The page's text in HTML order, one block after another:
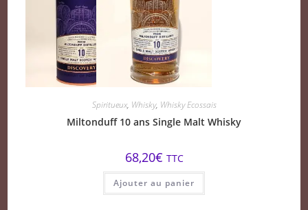
Spiritueux, Whisky, Whisky Ecossais
Miltonduff 10 ans Single Malt Whisky
68,20€ TTC
Ajouter au panier